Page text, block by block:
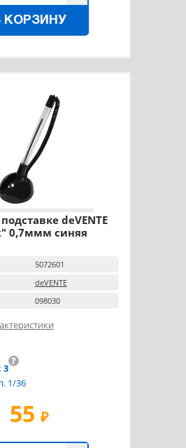
КОРЗИНУ
deVENTE
0,7ммм синяя
5072601
deVENTE
098030
55 ₽
?
3
1/36